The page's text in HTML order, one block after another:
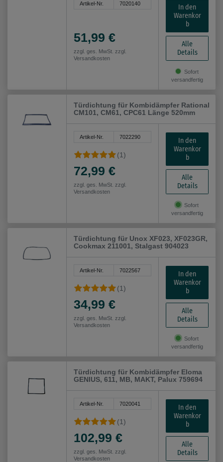
Artikel-Nr. 7020140
51,99 €
zzgl. ges. MwSt. zzgl.
Versandkosten
In den
Warenkor
b
Alle
Details
Sofort
versandfertig
Türdichtung für Kombidämpfer Rational
CM101, CM61, CPC61 Länge 520mm
Artikel-Nr. 7022290
(1)
72,99 €
zzgl. ges. MwSt. zzgl.
Versandkosten
In den
Warenkor
b
Alle
Details
Sofort
versandfertig
Türdichtung für Unox XF023, XF023GR,
Cookmax 211001, Stalgast 904023
Artikel-Nr. 7022567
(1)
34,99 €
zzgl. ges. MwSt. zzgl.
Versandkosten
In den
Warenkor
b
Alle
Details
Sofort
versandfertig
Türdichtung für Kombidämpfer Eloma
GENIUS, 611, MB, MAKT, Palux 759694
Artikel-Nr. 7020041
(1)
102,99 €
zzgl. ges. MwSt. zzgl.
Versandkosten
In den
Warenkor
b
Alle
Details